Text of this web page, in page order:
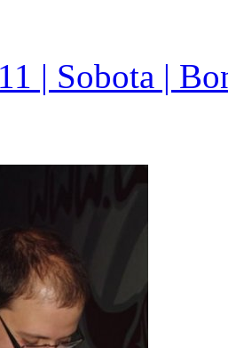
| Sobota |